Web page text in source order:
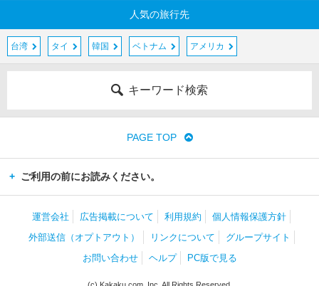
人気の旅行先
台湾 タイ 韓国 ベトナム アメリカ
キーワード検索
PAGE TOP
ご利用の前にお読みください。
運営会社 広告掲載について 利用規約
個人情報保護方針
外部送信（オプトアウト）
リンクについて
グループサイト
お問い合わせ
ヘルプ PC版で見る